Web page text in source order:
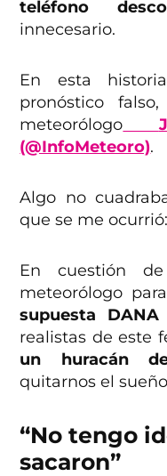
teléfono
innecesario.
En esta
pronóstico
meteorólogo
(@InfoMeteoro).
Algo no
que se me
En cuestión
meteorólogo
supuesta
realistas de este
un huracán
quitarnos el
“No tengo
sacaron”